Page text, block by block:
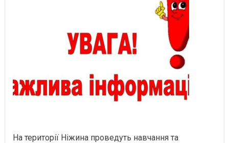
На території Ніжина проведуть навчання та